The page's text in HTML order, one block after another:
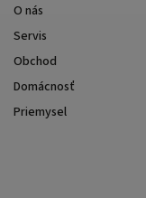
O nás
Servis
Obchod
Domácnosť
Priemysel